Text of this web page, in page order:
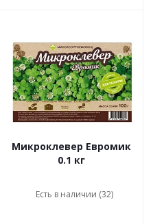
Микроклевер Евромик
0.1 кг
Есть в наличии (32)